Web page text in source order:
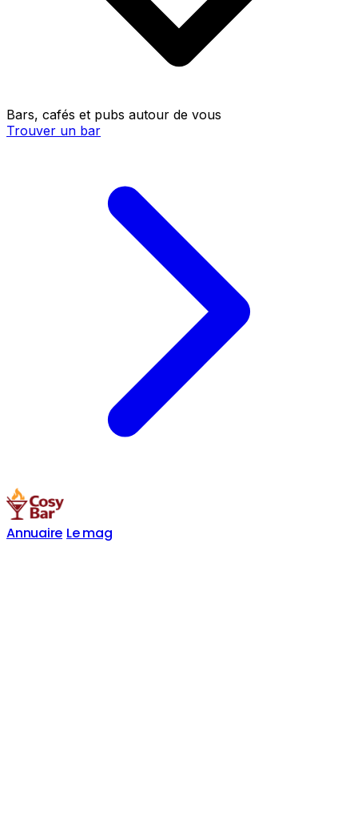
Bars, cafés et pubs autour de vous
Trouver un bar
Annuaire Le mag